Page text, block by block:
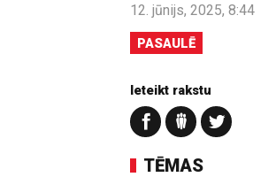
12. jūnijs, 2025, 8:44
PASAULĒ
Ieteikt rakstu
TĒMAS